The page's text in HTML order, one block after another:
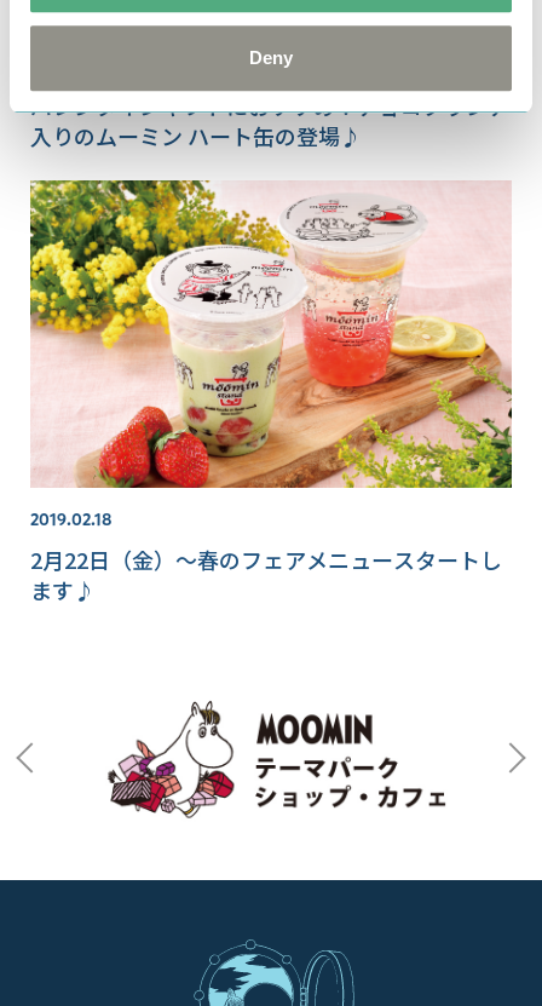
Deny
バレンタインギフトにおすすめ！チョコクランチ
入りのムーミン ハート缶の登場♪
2019.02.18
2月22日（金）～春のフェアメニュースタートし
ます♪